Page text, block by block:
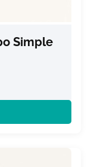
Simple